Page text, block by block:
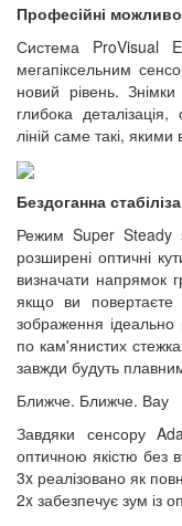
Професійні
Система ProVisual
мегапіксельним
новий рівень.
глибока
ліній саме такі,
Бездоганна
Режим Super Steady
розширені оптичні
визначати напрямок
якщо ви повертаєте
зображення ідеально
по кам'янистих
завжди будуть
Ближче. Ближче. Вау
Завдяки сенсору
оптичною якістю без
3x реалізовано як
2x забезпечує зум із